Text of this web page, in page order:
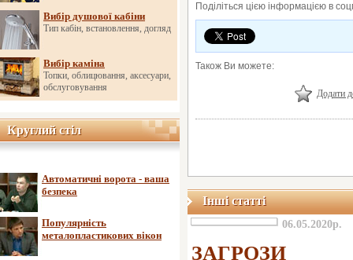
Вибір душової кабіни
Тип кабін, встановлення, догляд
Вибір каміна
Топки, облицювання, аксесуари,
обслуговування
Круглий стіл
Круглий стіл
Автоматичні ворота - ваша
безпека
Популярність
металопластикових вікон
Поділіться цією інформацією в
Також Ви можете:
Додати
Інші статті
06.05.2020р.
ЗАГРОЗИ